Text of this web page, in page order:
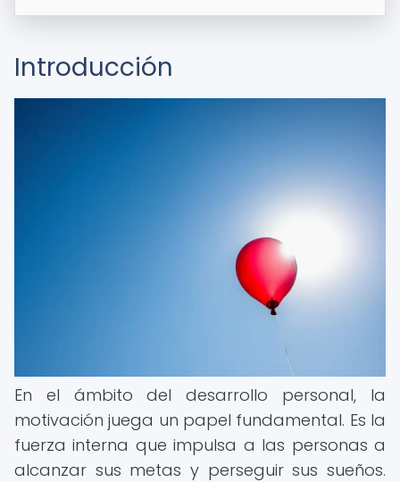
Introducción
En el ámbito del desarrollo personal, la
motivación juega un papel fundamental. Es la
fuerza interna que impulsa a las personas a
alcanzar sus metas y perseguir sus sueños.